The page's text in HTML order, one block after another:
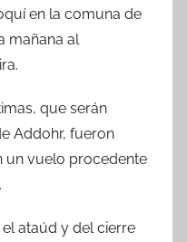
en la comuna de
mañana al
que serán
Addohr, fueron
un vuelo procedente
ataúd y del cierre